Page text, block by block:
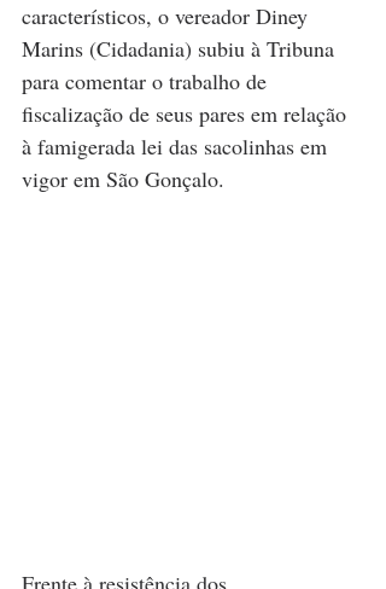
característicos, o vereador Diney
Marins (Cidadania) subiu à Tribuna
para comentar o trabalho de
fiscalização de seus pares em relação
à famigerada lei das sacolinhas em
vigor em São Gonçalo.